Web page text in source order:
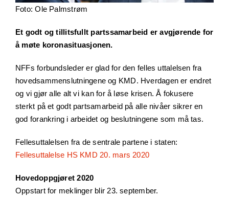
Foto: Ole Palmstrøm
Et godt og tillitsfullt partssamarbeid er avgjørende for
å møte koronasituasjonen.
NFFs forbundsleder er glad for den felles uttalelsen fra
hovedsammenslutningene og KMD. Hverdagen er endret
og vi gjør alle alt vi kan for å løse krisen. Å fokusere
sterkt på et godt partsamarbeid på alle nivåer sikrer en
god forankring i arbeidet og beslutningene som må tas.
Fellesuttalelsen fra de sentrale partene i staten:
Fellesuttalelse HS KMD 20. mars 2020
Hovedoppgjøret 2020
Oppstart for meklinger blir 23. september.